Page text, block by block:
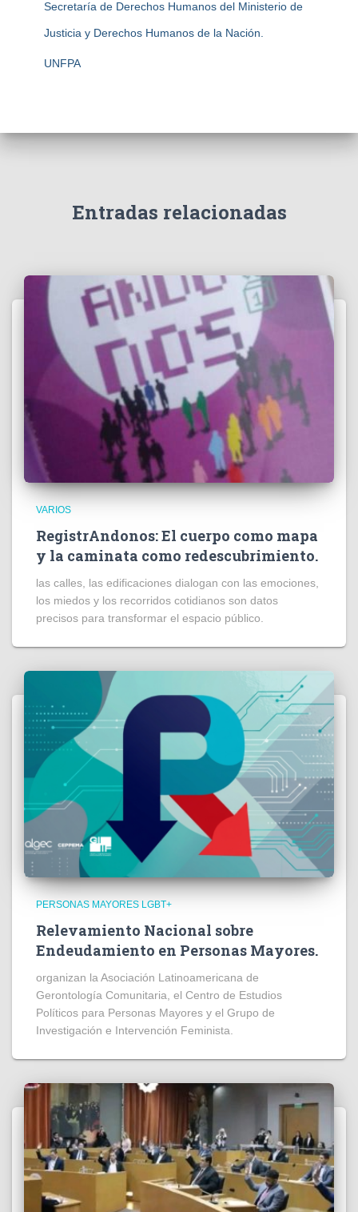
Secretaría de Derechos Humanos del Ministerio de
Justicia y Derechos Humanos de la Nación.
UNFPA
Entradas relacionadas
VARIOS
RegistrAndonos: El cuerpo como mapa
y la caminata como redescubrimiento.
las calles, las edificaciones dialogan con las emociones,
los miedos y los recorridos cotidianos son datos
precisos para transformar el espacio público.
PERSONAS MAYORES LGBT+
Relevamiento Nacional sobre
Endeudamiento en Personas Mayores.
organizan la Asociación Latinoamericana de
Gerontología Comunitaria, el Centro de Estudios
Políticos para Personas Mayores y el Grupo de
Investigación e Intervención Feminista.